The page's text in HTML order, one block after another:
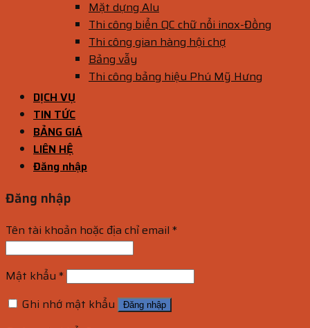
Mặt dựng Alu
Thi công biển QC chữ nổi inox-Đồng
Thi công gian hàng hội chợ
Bảng vẫy
Thi công bảng hiệu Phú Mỹ Hưng
DỊCH VỤ
TIN TỨC
BẢNG GIÁ
LIÊN HỆ
Đăng nhập
Đăng nhập
Tên tài khoản hoặc địa chỉ email *
Mật khẩu *
Ghi nhớ mật khẩu
Đăng nhập